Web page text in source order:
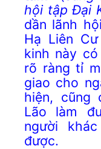
hội tập Đại
dần lãnh
Hạ Liên
kinh này
rõ ràng tỉ
giao cho
hiện, cũng
Lão làm
người
được.